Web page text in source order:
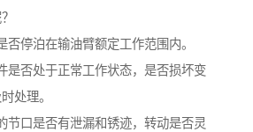
否停泊在输油臂额定工作范围内。
是否处于正常工作状态，是否损坏变
处理。
节口是否有泄漏和锈迹，转动是否灵